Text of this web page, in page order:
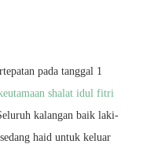
pada tanggal 1
shalat idul fitri
kalangan baik laki-
haid untuk keluar